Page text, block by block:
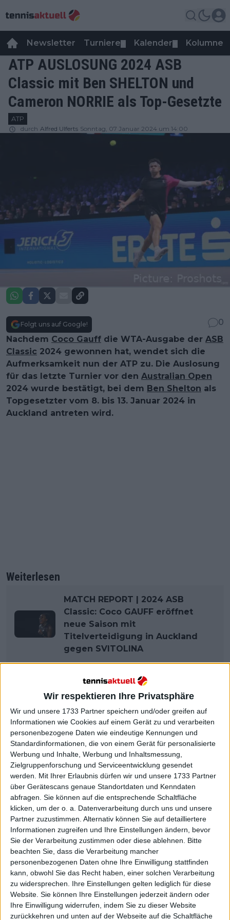
Wir respektieren Ihre Privatsphäre
Wir und unsere 1733 Partner speichern und/oder greifen auf
Informationen wie Cookies auf einem Gerät zu und verarbeiten
personenbezogene Daten wie eindeutige Kennungen und
Standardinformationen, die von einem Gerät für personalisierte
Werbung und Inhalte, Werbung und Inhaltsmessung,
Zielgruppenforschung und Serviceentwicklung gesendet
werden.
Mit Ihrer Erlaubnis dürfen wir und unsere 1733 Partner
über Gerätescans genaue Standortdaten und Kenndaten
abfragen. Sie können auf die entsprechende Schaltfläche
klicken, um der o. a. Datenverarbeitung durch uns und unsere
Partner zuzustimmen. Alternativ können Sie auf detailliertere
Informationen zugreifen und Ihre Einstellungen ändern, bevor
Sie der Verarbeitung zustimmen oder diese ablehnen.
Bitte
beachten Sie, dass die Verarbeitung mancher
personenbezogenen Daten ohne Ihre Einwilligung stattfinden
kann, obwohl Sie das Recht haben, einer solchen Verarbeitung
zu widersprechen. Ihre Einstellungen gelten lediglich für diese
Website. Sie können Ihre Einstellungen jederzeit ändern oder
Ihre Einwilligung widerrufen, indem Sie zu dieser Website
zurückkehren und unten auf der Webseite auf die Schaltfläche
Newsletter Turniere Kalender Kolumnen
ATP AUSLOSUNG 2024 ASB
Classic mit Ben SHELTON und
Cameron NORRIE als Top-Gesetzte
ATP
durch Alfred Ulferts Sonntag, 07 Januar 2024 um 14:00
Folgt uns auf Google!
0
Nachdem Coco Gauff die WTA-Ausgabe der ASB
Classic 2024 gewonnen hat, wendet sich die
Aufmerksamkeit nun der ATP zu. Die Auslosung
für das letzte Turnier vor den Australian Open
2024 wurde bestätigt, bei dem Ben Shelton als
Topgesetzter vom 8. bis 13. Januar 2024 in
Auckland antreten wird.
Weiterlesen
MATCH REPORT | 2024 ASB
Classic: Coco GAUFF eröffnet
neue Saison mit
Titelverteidigung in Auckland
gegen SVITOLINA
Sowohl der Sieger als auch der Zweitplatzierte
Gasquet in der ersten Runde auf seinen Landsmann
Arthur Filstreffen wird. Cameron Norrie, der im
Finale verlor, kehrt als Zweitplatzierter zurück. Er
trifft auf J.J. Wolf und Luca van Assche. Weitere
Begegnungen sind Christopher Eubanks gegen
Botic van de Zandschulp und Shelton gegen den
Gewinner von Fabian Marozsan oder Gael Monfils.